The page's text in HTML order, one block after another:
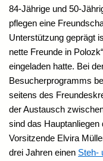
84-Jährige und 50-
pflegen eine
Unterstützung geprägt
nette Freunde in
eingeladen hatte. Bei
Besucherprogramms
seitens des
der Austausch
sind das
Vorsitzende Elvira
drei Jahren einen Steh-